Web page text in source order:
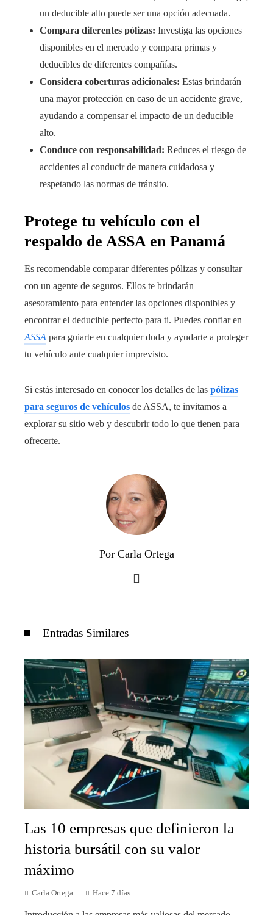
un deducible alto puede ser una opción adecuada.
Compara diferentes pólizas: Investiga las opciones
disponibles en el mercado y compara primas y
deducibles de diferentes compañías.
Considera coberturas adicionales: Estas brindarán
una mayor protección en caso de un accidente grave,
ayudando a compensar el impacto de un deducible
alto.
Conduce con responsabilidad: Reduces el riesgo de
accidentes al conducir de manera cuidadosa y
respetando las normas de tránsito.
Protege tu vehículo con el
respaldo de ASSA en Panamá
Es recomendable comparar diferentes pólizas y consultar
con un agente de seguros. Ellos te brindarán
asesoramiento para entender las opciones disponibles y
encontrar el deducible perfecto para ti. Puedes confiar en
ASSA para guiarte en cualquier duda y ayudarte a proteger
tu vehículo ante cualquier imprevisto.
Si estás interesado en conocer los detalles de las pólizas
para seguros de vehículos de ASSA, te invitamos a
explorar su sitio web y descubrir todo lo que tienen para
ofrecerte.
Por Carla Ortega
Entradas Similares
Las 10 empresas que definieron la
historia bursátil con su valor
máximo
Carla Ortega Hace 7 días